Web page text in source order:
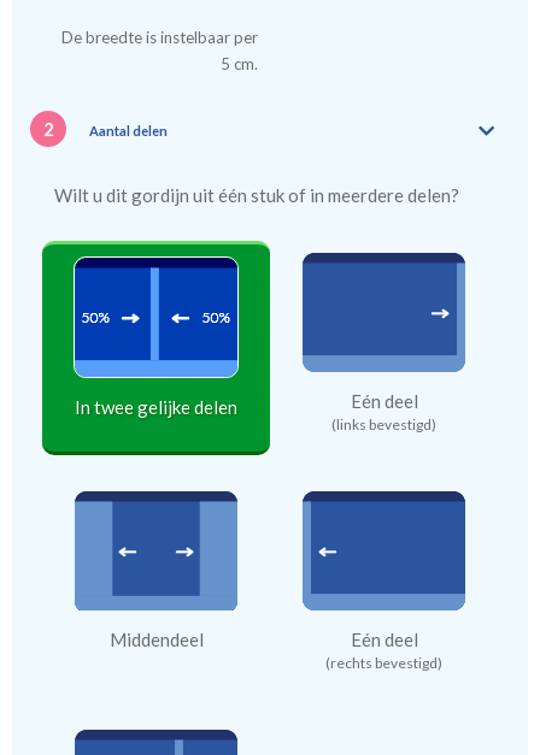
De breedte is instelbaar per
5 cm.
2 Aantal delen
Wilt u dit gordijn uit één stuk of in meerdere delen?
In twee gelijke delen Eén deel
(links bevestigd)
Middendeel Eén deel
(rechts bevestigd)